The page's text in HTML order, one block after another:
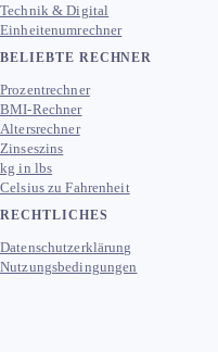
Technik & Digital
Einheitenumrechner
BELIEBTE RECHNER
Prozentrechner
BMI-Rechner
Altersrechner
Zinseszins
kg in lbs
Celsius zu Fahrenheit
RECHTLICHES
Datenschutzerklärung
Nutzungsbedingungen